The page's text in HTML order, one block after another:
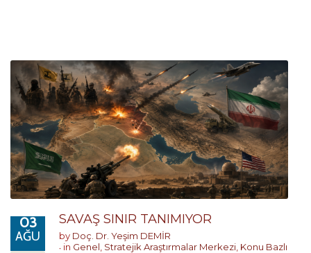
03
AĞU
SAVAŞ SINIR TANIMIYOR
by Doç. Dr. Yeşim DEMİR
in Genel Stratejik Araştırmalar Merkezi Konu Bazlı